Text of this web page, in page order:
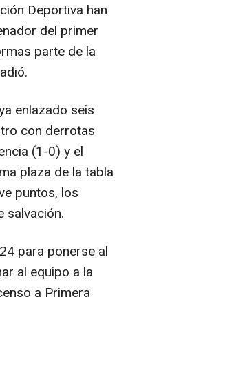
Deportiva han
del primer
parte de la
enlazado seis
con derrotas
(1-0) y el
plaza de la tabla
puntos, los
salvación.
para ponerse al
al equipo a la
a Primera